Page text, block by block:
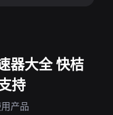
器大全 快桔
持
产品